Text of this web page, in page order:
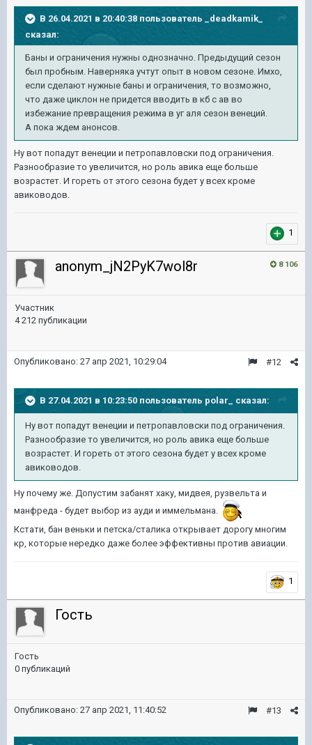
В 26.04.2021 в 20:40:38 пользователь
_deadkamik_
сказал:
Баны и ограничения нужны однозначно. Предыдущий сезон
был пробным. Наверняка учтут опыт в новом сезоне. Имхо,
если сделают нужные баны и ограничения, то возможно,
что даже циклон не придется вводить в кб с ав во
избежание превращения режима в уг аля сезон венеций.
А пока ждем анонсов.
Ну вот попадут венеции и петропавловски под ограничения.
Разнообразие то увеличится, но роль авика еще больше
возрастет. И гореть от этого сезона будет у всех кроме
авиководов.
1
8 106
anonym_jN2PyK7wol8r
Участник
4 212 публикации
#12
Опубликовано: 27 апр 2021, 10:29:04
В 27.04.2021 в 10:23:50 пользователь polar_ сказал:
Ну вот попадут венеции и петропавловски под ограничения.
Разнообразие то увеличится, но роль авика еще больше
возрастет. И гореть от этого сезона будет у всех кроме
авиководов.
Ну почему же. Допустим забанят хаку, мидвея, рузвельта и
манфреда - будет выбор из ауди и иммельмана.
Кстати, бан веньки и петска/сталика открывает дорогу многим
кр, которые нередко даже более эффективны против авиации.
1
Гость
Гость
0 публикаций
#13
Опубликовано: 27 апр 2021, 11:40:52